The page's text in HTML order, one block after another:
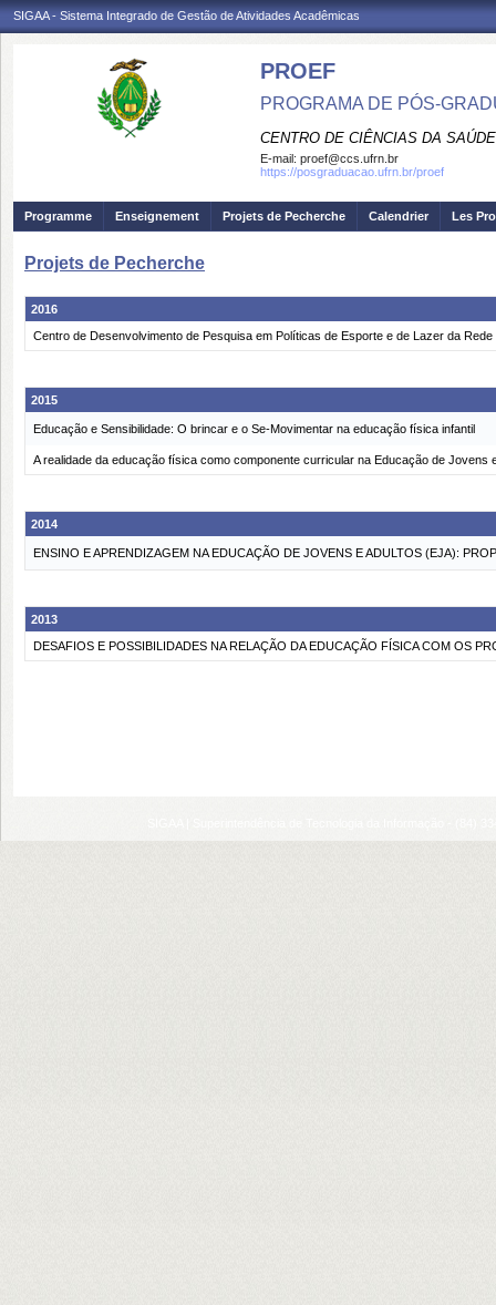
SIGAA - Sistema Integrado de Gestão de Atividades Acadêmicas
PROEF
PROGRAMA DE PÓS-
CENTRO DE CIÊNCIAS DA SAÚDE
E-mail: proef@ccs.ufrn.br
https://posgraduacao.ufrn.br/proef
Programme Enseignement Projets de Pecherche Calendrier Les
Projets de Pecherche
2016
Centro de Desenvolvimento de Pesquisa em Políticas de Esporte e de Lazer da
2015
Educação e Sensibilidade: O brincar e o Se-Movimentar na educação física infantil
A realidade da educação física como componente curricular na Educação de Jovens
2014
ENSINO E APRENDIZAGEM NA EDUCAÇÃO DE JOVENS E ADULTOS (EJA):
2013
DESAFIOS E POSSIBILIDADES NA RELAÇÃO DA EDUCAÇÃO FÍSICA COM OS